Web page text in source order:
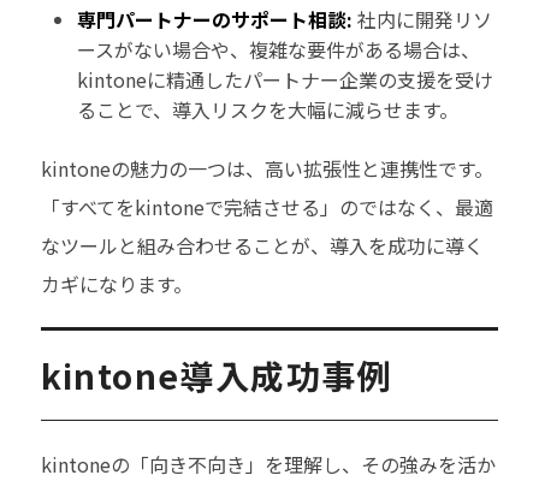
専門パートナーのサポート相談: 社内に開発リソ
ースがない場合や、複雑な要件がある場合は、
kintoneに精通したパートナー企業の支援を受け
ることで、導入リスクを大幅に減らせます。
kintoneの魅力の一つは、高い拡張性と連携性です。
「すべてをkintoneで完結させる」のではなく、最適
なツールと組み合わせることが、導入を成功に導く
カギになります。
kintone導入成功事例
kintoneの「向き不向き」を理解し、その強みを活か